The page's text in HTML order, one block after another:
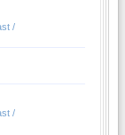
/
/